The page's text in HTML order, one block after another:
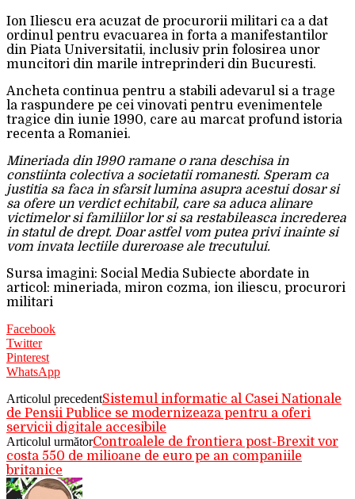
Ion Iliescu era acuzat de procurorii militari ca a dat
ordinul pentru evacuarea in forta a manifestantilor
din Piata Universitatii, inclusiv prin folosirea unor
muncitori din marile intreprinderi din Bucuresti.
Ancheta continua pentru a stabili adevarul si a trage
la raspundere pe cei vinovati pentru evenimentele
tragice din iunie 1990, care au marcat profund istoria
recenta a Romaniei.
Mineriada din 1990 ramane o rana deschisa in
constiinta colectiva a societatii romanesti. Speram ca
justitia sa faca in sfarsit lumina asupra acestui dosar si
sa ofere un verdict echitabil, care sa aduca alinare
victimelor si familiilor lor si sa restabileasca increderea
in statul de drept. Doar astfel vom putea privi inainte si
vom invata lectiile dureroase ale trecutului.
Sursa imagini: Social Media Subiecte abordate in
articol: mineriada, miron cozma, ion iliescu, procurori
militari
Facebook
Twitter
Pinterest
WhatsApp
Articolul precedentSistemul informatic al Casei Nationale
de Pensii Publice se modernizeaza pentru a oferi
servicii digitale accesibile
Articolul următorControalele de frontiera post-Brexit vor
costa 550 de milioane de euro pe an companiile
britanice